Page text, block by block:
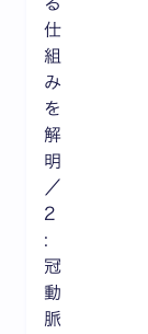
仕
組
み
を
解
明
／
2
:
冠
動
脈